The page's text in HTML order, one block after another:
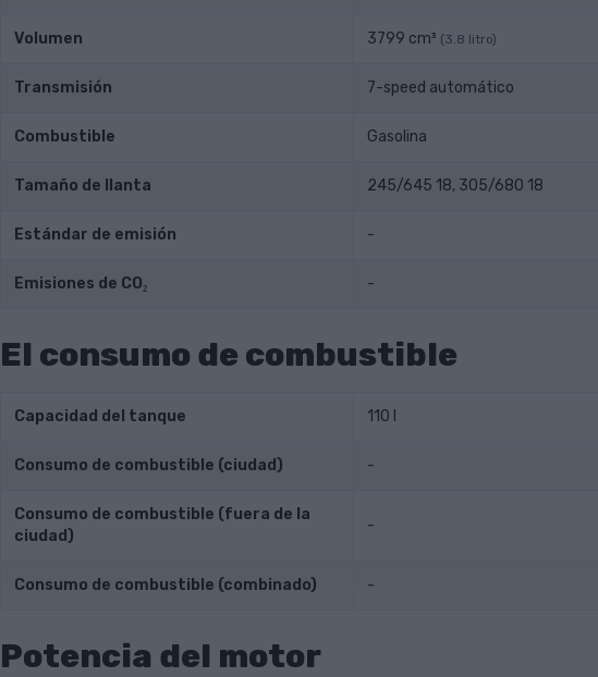
Volumen 3799 cm³ (3.8 litro)
Transmisión 7-speed automático
Combustible Gasolina
Tamaño de llanta 245/645 18, 305/680 18
Estándar de emisión -
Emisiones de CO₂ -
El consumo de combustible
Capacidad del tanque 110 l
Consumo de combustible (ciudad) -
Consumo de combustible (fuera de la
ciudad)
-
Consumo de combustible (combinado) -
Potencia del motor